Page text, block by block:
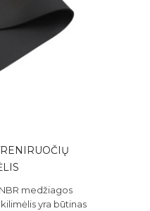
medžiagos
yra būtinas